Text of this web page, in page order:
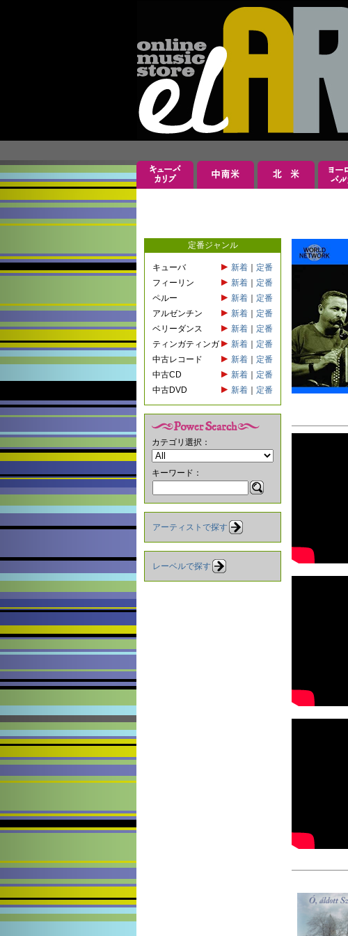
定番ジャンル
キューバ 新着
定番
フィーリン
新着
定番
ペルー
新着
定番
アルゼンチン
新着
定番
ベリーダンス
新着
定番
ティンガティンガ
新着
定番
中古レコード
新着
定番
中古CD
新着
定番
中古DVD
新着 定番
カテゴリ選択：
キーワード：
アーティストで探す
レーベルで探す